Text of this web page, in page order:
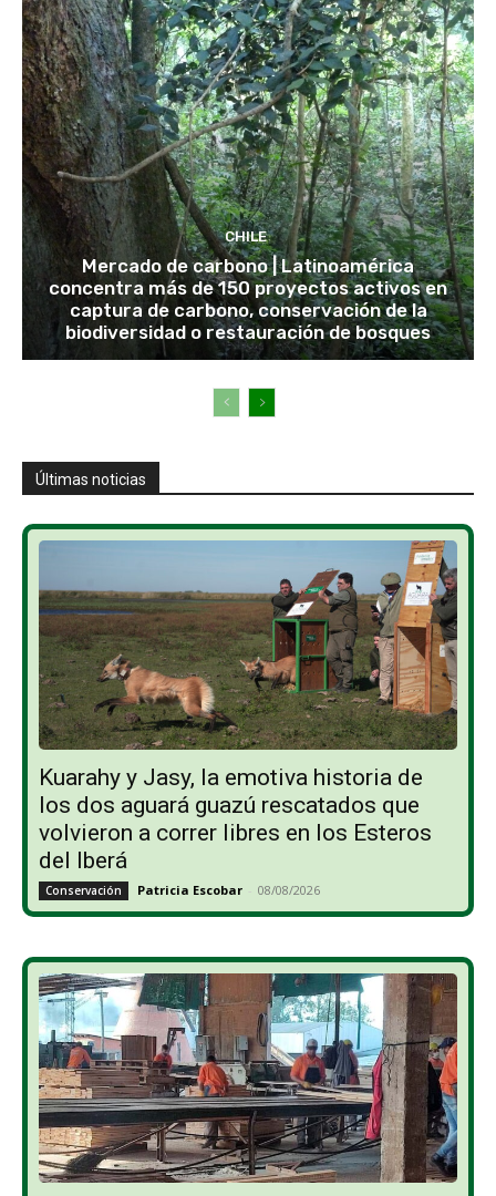
CHILE
Mercado de carbono | Latinoamérica
concentra más de 150 proyectos activos en
captura de carbono, conservación de la
biodiversidad o restauración de bosques
Últimas noticias
Kuarahy y Jasy, la emotiva historia de
los dos aguará guazú rescatados que
volvieron a correr libres en los Esteros
del Iberá
Conservación Patricia Escobar - 08/08/2026